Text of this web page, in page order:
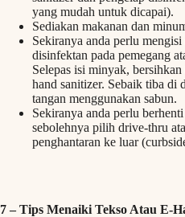
yang mudah untuk dicapai).
Sediakan makanan dan
Sekiranya anda perlu
disinfektan pada pemegang
Selepas isi minyak,
hand sanitizer. Sebaik tiba di
tangan menggunakan sabun.
Sekiranya anda perlu
sebolehnya pilih drive-thru
penghantaran ke luar
7 – Tips Menaiki Tekso Atau E-